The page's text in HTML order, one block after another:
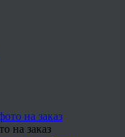
на заказ